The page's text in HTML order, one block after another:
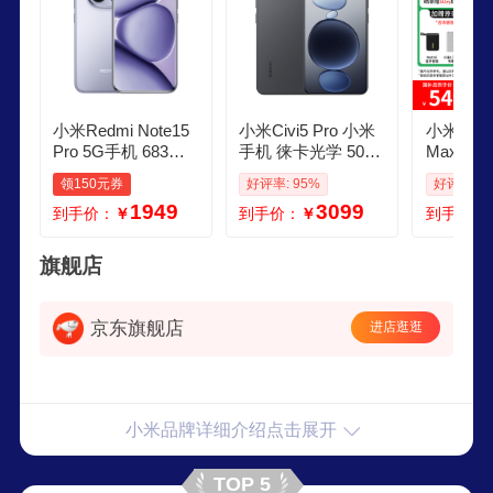
小米Redmi Note15
Pro 5G手机 683英
寸第四代骁龙7s 70
00mAh IP68防水 拍
照手机红米手机not
B512GB
领150元券
到手价： ￥1949
小米Civi5 Pro 小米
手机 徕卡光学 5000
万超感光前置自拍 5
G智能拍照手机 Xia
omi Civi 5 Pro 黑色
好评率: 95%
到手价： ￥3099
小米MI
Max 第
尊版 妙
5G 拍照
绿
好评率:
到手价：
旗舰店
京东旗舰店 进店逛逛
小米品牌详细介绍点击展开
TOP 5